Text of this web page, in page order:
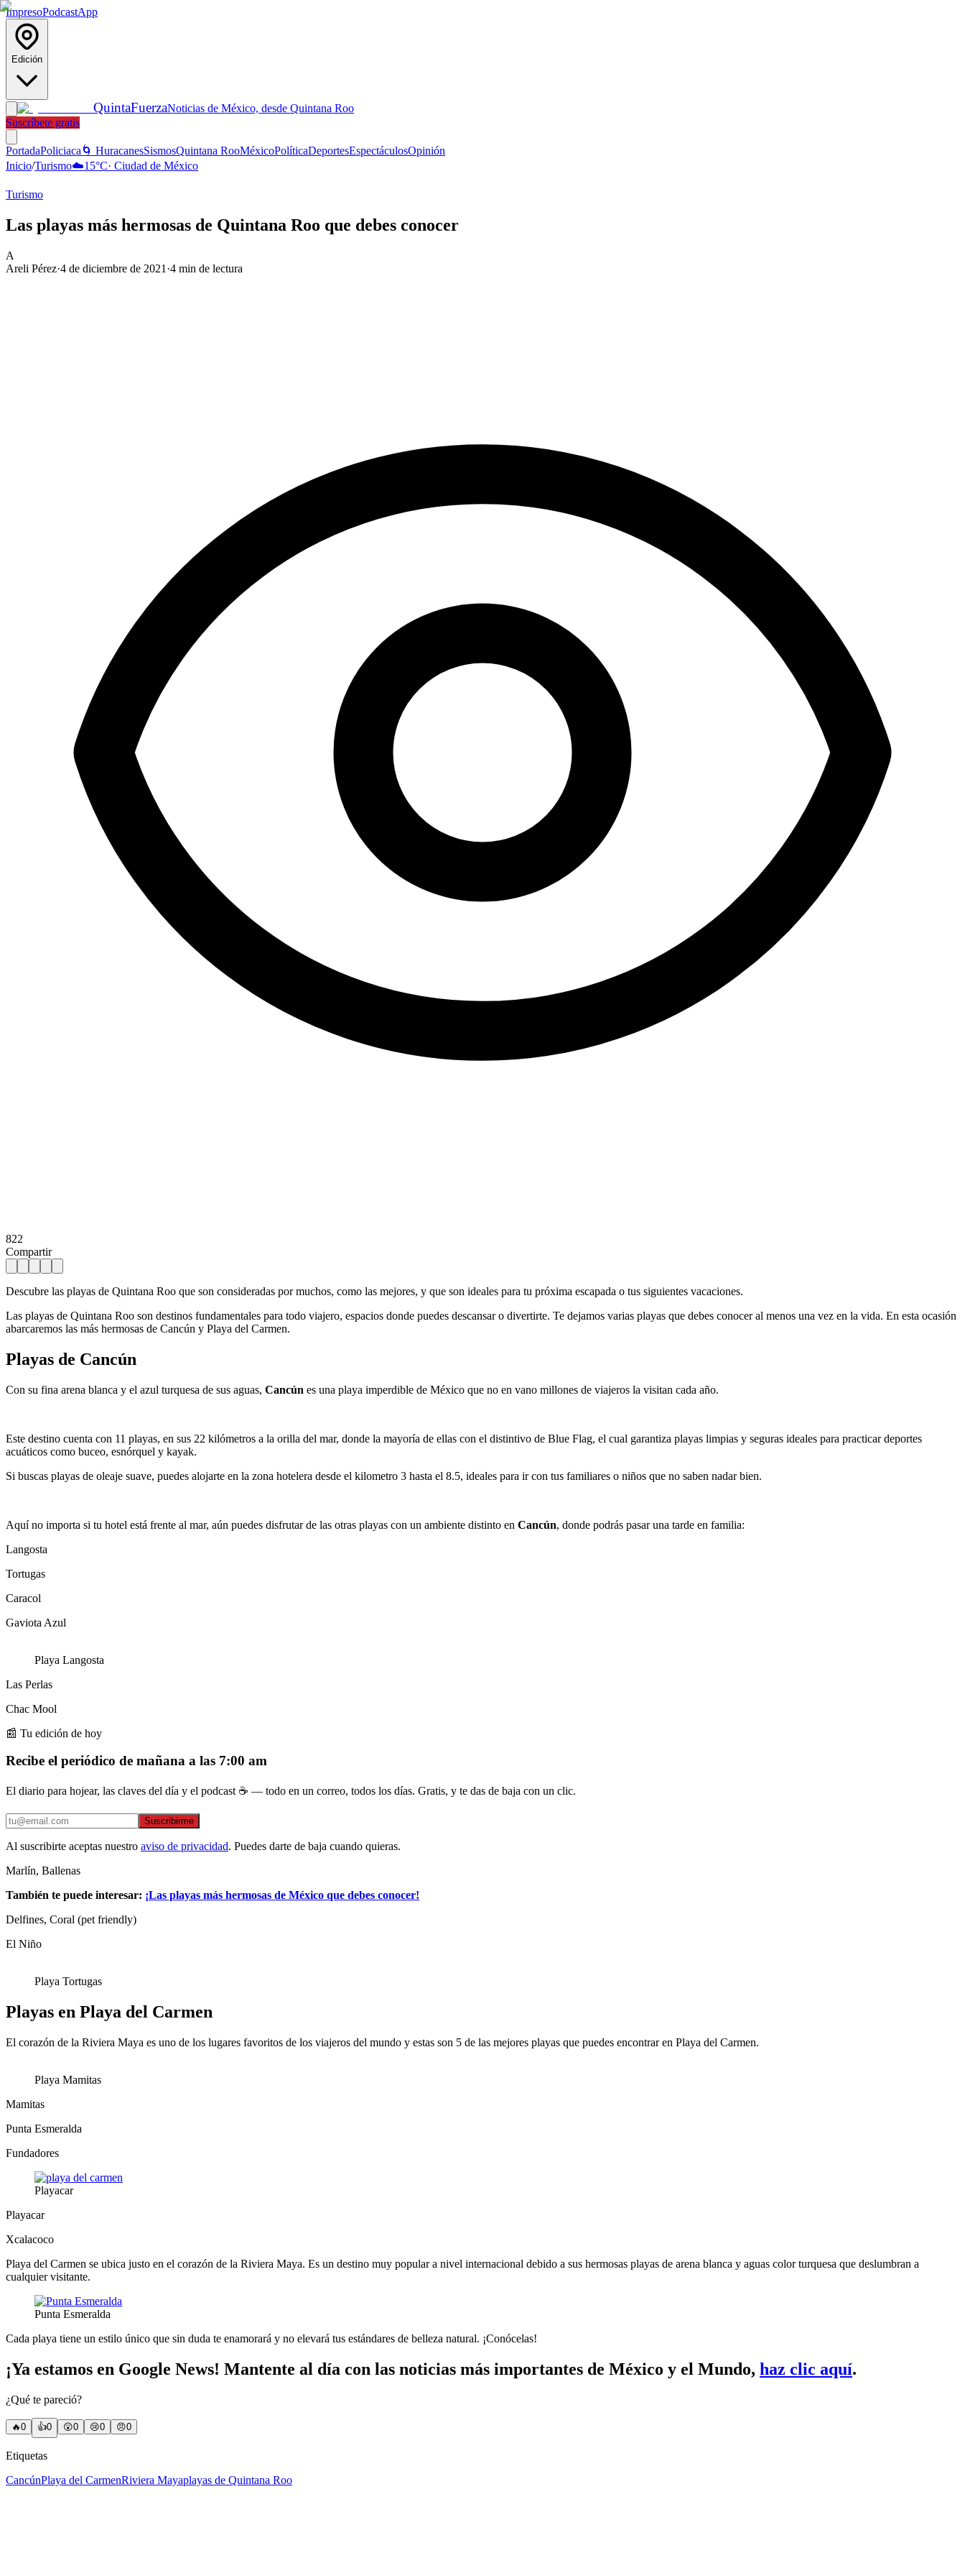
ImpresoPodcastApp
Edición
QuintaFuerzaNoticias de México, desde Quintana Roo
Suscríbete gratis
PortadaPoliciaca 🌀 HuracanesSismosQuintana RooMéxicoPolíticaDeportesEspectáculosOpinión
Inicio/Turismo☁️15°C· Ciudad de México
Turismo
Las playas más hermosas de Quintana Roo que debes conocer
A
Areli Pérez·4 de diciembre de 2021 ·4 min de lectura
822
Compartir
Descubre las playas de Quintana Roo que son consideradas por muchos, como las mejores, y que son ideales para tu próxima escapada o tus siguientes vacaciones.
Las playas de Quintana Roo son destinos fundamentales para todo viajero, espacios donde puedes descansar o divertirte. Te dejamos varias playas que debes conocer al menos una vez en la vida. En esta ocasión
abarcaremos las más hermosas de Cancún y Playa del Carmen.
Playas de Cancún
Con su fina arena blanca y el azul turquesa de sus aguas, Cancún es una playa imperdible de México que no en vano millones de viajeros la visitan cada año.
Este destino cuenta con 11 playas, en sus 22 kilómetros a la orilla del mar, donde la mayoría de ellas con el distintivo de Blue Flag, el cual garantiza playas limpias y seguras ideales para practicar deportes
acuáticos como buceo, esnórquel y kayak.
Si buscas playas de oleaje suave, puedes alojarte en la zona hotelera desde el kilometro 3 hasta el 8.5, ideales para ir con tus familiares o niños que no saben nadar bien.
Aquí no importa si tu hotel está frente al mar, aún puedes disfrutar de las otras playas con un ambiente distinto en Cancún, donde podrás pasar una tarde en familia:
Langosta
Tortugas
Caracol
Gaviota Azul
Playa Langosta
Las Perlas
Chac Mool
📰 Tu edición de hoy
Recibe el periódico de mañana a las 7:00 am
El diario para hojear, las claves del día y el podcast ☕ — todo en un correo, todos los días. Gratis, y te das de baja con un clic.
Suscribirme
Al suscribirte aceptas nuestro aviso de privacidad. Puedes darte de baja cuando quieras.
Marlín, Ballenas
También te puede interesar: ¡Las playas más hermosas de México que debes conocer!
Delfines, Coral (pet friendly)
El Niño
Playa Tortugas
Playas en Playa del Carmen
El corazón de la Riviera Maya es uno de los lugares favoritos de los viajeros del mundo y estas son 5 de las mejores playas que puedes encontrar en Playa del Carmen.
Playa Mamitas
Mamitas
Punta Esmeralda
Fundadores
Playacar
Playacar
Xcalacoco
Playa del Carmen se ubica justo en el corazón de la Riviera Maya. Es un destino muy popular a nivel internacional debido a sus hermosas playas de arena blanca y aguas color turquesa que deslumbran a
cualquier visitante.
Punta Esmeralda
Cada playa tiene un estilo único que sin duda te enamorará y no elevará tus estándares de belleza natural. ¡Conócelas!
¡Ya estamos en Google News! Mantente al día con las noticias más importantes de México y el Mundo, haz clic aquí.
¿Qué te pareció?
🔥0 👍0 😲0 😢0 😠0
Etiquetas
CancúnPlaya del CarmenRiviera Mayaplayas de Quintana Roo